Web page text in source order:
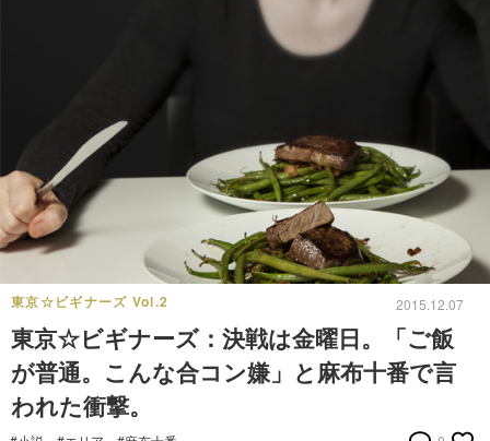
東京☆ビギナーズ Vol.2 2015.12.07
東京☆ビギナーズ：決戦は金曜日。「ご飯
が普通。こんな合コン嫌」と麻布十番で言
われた衝撃。